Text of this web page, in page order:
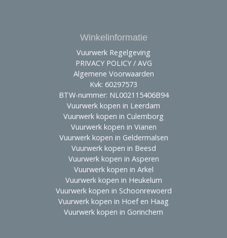
Winkelinformatie
Vuurwerk Regelgeving
PRIVACY POLICY / AVG
Algemene Voorwaarden
Kvk: 60297573
BTW-nummer: NL002115406B94
Vuurwerk kopen in Leerdam
Vuurwerk kopen in Culemborg
Vuurwerk kopen in Vianen
Vuurwerk kopen in Geldermalsen
Vuurwerk kopen in Beesd
Vuurwerk kopen in Asperen
Vuurwerk kopen in Arkel
Vuurwerk kopen in Heukelum
Vuurwerk kopen in Schoonrewoerd
Vuurwerk kopen in Hoef en Haag
Vuurwerk kopen in Gorinchem